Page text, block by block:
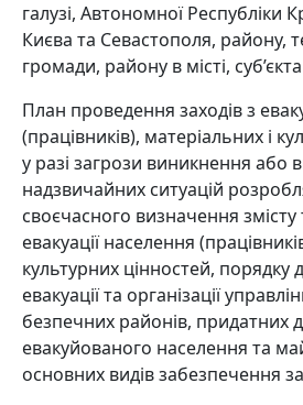
галузі, Автономної Республіки
Києва та Севастополя, району,
громади, району в місті,
План проведення заходів з
(працівників), матеріальних і
у разі загрози виникнення або
надзвичайних ситуацій
своєчасного визначення змісту
евакуації населення
культурних цінностей, порядку
евакуації та організації
безпечних районів, придатних
евакуйованого населення та
основних видів забезпечення